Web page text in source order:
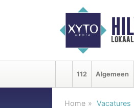
lokaal
112 Algemeen
Home Vacatures